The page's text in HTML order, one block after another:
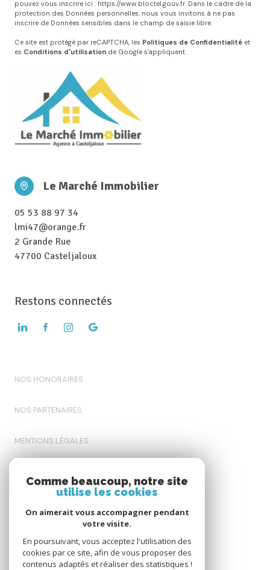
pouvez vous inscrire ici : https://www.bloctel.gouv.fr. Dans le cadre de la
protection des Données personnelles, nous vous invitons à ne pas
inscrire de Données sensibles dans le champ de saisie libre.
Ce site est protégé par reCAPTCHA, les Politiques de Confidentialité et
es Conditions d'utilisation de Google s'appliquent.
Le Marché Immobilier
05 53 88 97 34
lmi47@orange.fr
2 Grande Rue
47700 Casteljaloux
Restons connectés
NOS HONORAIRES
NOS PARTENAIRES
MENTIONS LÉGALES
Comme beaucoup, notre site
utilise les cookies
On aimerait vous accompagner pendant
votre visite.
En poursuivant, vous acceptez l'utilisation des
cookies par ce site, afin de vous proposer des
contenus adaptés et réaliser des statistiques !